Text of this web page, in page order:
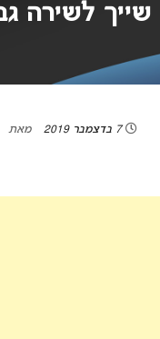
שייך לשירה
7 בדצמבר 2019 מאת